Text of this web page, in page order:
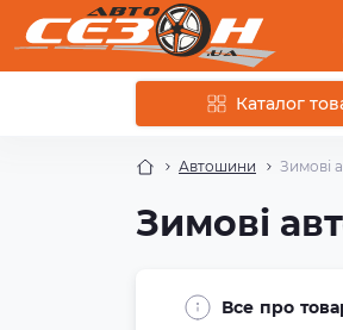
Каталог
Автошини Зимові
Зимові
Все про